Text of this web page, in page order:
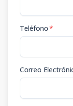
Teléfono*
Correo